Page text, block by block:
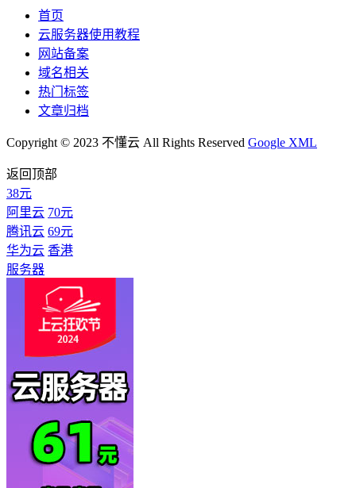
首页
云服务器使用教程
网站备案
域名相关
热门标签
文章归档
Copyright © 2023 不懂云 All Rights Reserved Google XML
返回顶部
38元
阿里云 70元
腾讯云 69元
华为云 香港
服务器